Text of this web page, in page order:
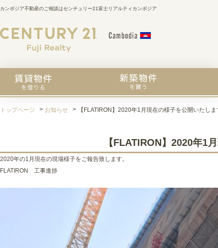
カンボジア不動産のご相談はセンチュリー21富士リアルティカンボジア
トップページ お知らせ 【FLATIRON】2020年1月現在の様子を公開いたしま
【FLATIRON】2020年1
2020年の1月現在の現場様子をご報告致します。
FLATIRON 工事進捗